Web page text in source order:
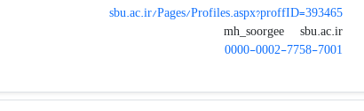
sbu.ac.ir/Pages/Profiles.aspx?proffID=393465
mh_soorgee
sbu.ac.ir
0000-0002-7758-7001